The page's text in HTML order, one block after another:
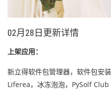
02月28日更新详情
上架应用：
新立得软件包管理器，软件包安
Liferea，冰冻泡泡，PySolf